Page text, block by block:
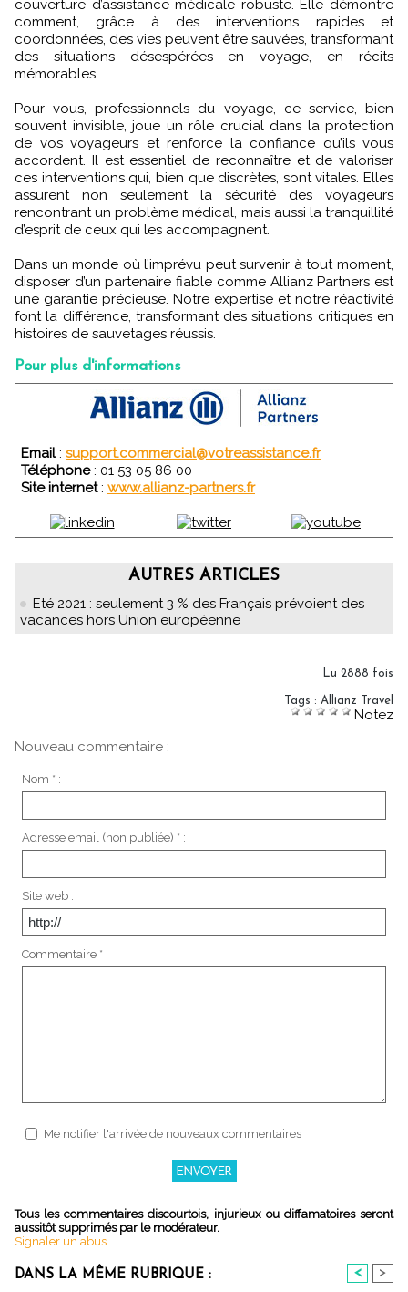
couverture d’assistance médicale robuste. Elle démontre
comment, grâce à des interventions rapides et
coordonnées, des vies peuvent être sauvées, transformant
des situations désespérées en voyage, en récits
mémorables.
Pour vous, professionnels du voyage, ce service, bien
souvent invisible, joue un rôle crucial dans la protection
de vos voyageurs et renforce la confiance qu’ils vous
accordent. Il est essentiel de reconnaître et de valoriser
ces interventions qui, bien que discrètes, sont vitales. Elles
assurent non seulement la sécurité des voyageurs
rencontrant un problème médical, mais aussi la tranquillité
d’esprit de ceux qui les accompagnent.
Dans un monde où l’imprévu peut survenir à tout moment,
disposer d’un partenaire fiable comme Allianz Partners est
une garantie précieuse. Notre expertise et notre réactivité
font la différence, transformant des situations critiques en
histoires de sauvetages réussis.
Pour plus d'informations
Email: support.commercial@votreassistance.fr
Téléphone: 01 53 05 86 00
Site internet: www.allianz-partners.fr
AUTRES ARTICLES
Eté 2021 : seulement 3 % des Français prévoient des
vacances hors Union européenne
Lu 2888 fois
Tags : Allianz Travel
Notez
Nouveau commentaire :
Nom * :
Adresse email (non publiée) * :
Site web :
Commentaire * :
Me notifier l'arrivée de nouveaux commentaires
Tous les commentaires discourtois, injurieux ou diffamatoires seront
aussitôt supprimés par le modérateur.
Signaler un abus
DANS LA MÊME RUBRIQUE : < >